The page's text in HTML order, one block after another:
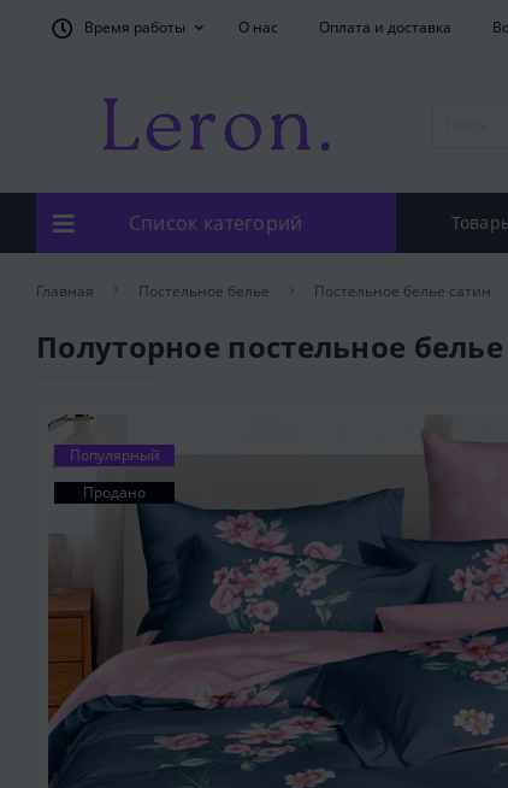
Время работы О нас Оплата и доставка
Список категорий
Главная Постельное белье Постельное белье сатин
Полуторное постельное
Популярный
Продано